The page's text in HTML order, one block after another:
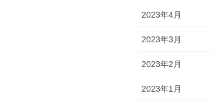
2023年4月
2023年3月
2023年2月
2023年1月